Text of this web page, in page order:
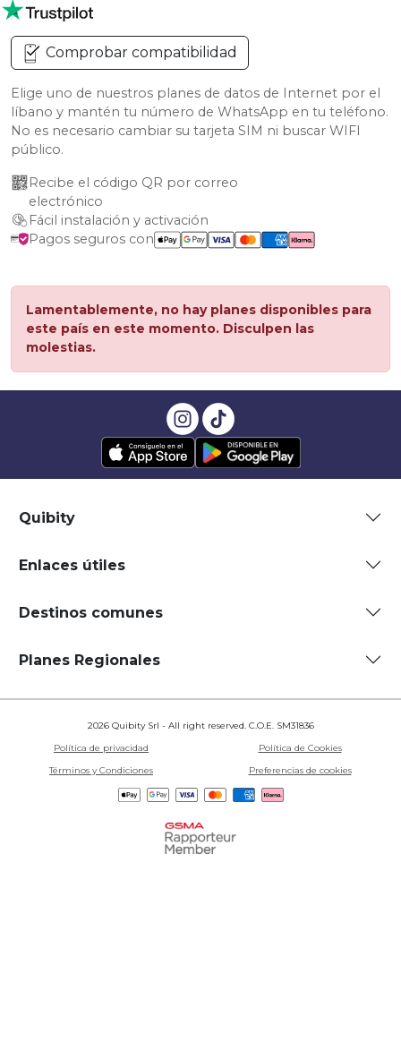
Comprobar compatibilidad
Elige uno de nuestros planes de datos de Internet por el
líbano y mantén tu número de WhatsApp en tu teléfono.
No es necesario cambiar su tarjeta SIM ni buscar WIFI
público.
Recibe el código QR por correo
electrónico
Fácil instalación y activación
Pagos seguros con
Lamentablemente, no hay planes disponibles para
este país en este momento. Disculpen las
molestias.
Quibity
Enlaces útiles
Destinos comunes
Planes Regionales
2026 Quibity Srl - All right reserved. C.O.E. SM31836
Política de privacidad
Política de Cookies
Términos y Condiciones
Preferencias de cookies